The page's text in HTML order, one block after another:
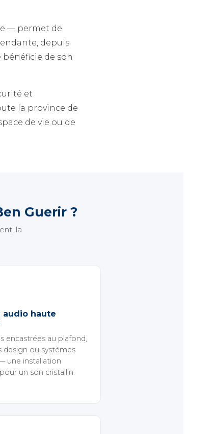
— permet de
depuis
de son
et
la province de
de vie ou de
Guerir ?
la
audio haute
encastrées au plafond,
design ou systèmes
une installation
un son cristallin.